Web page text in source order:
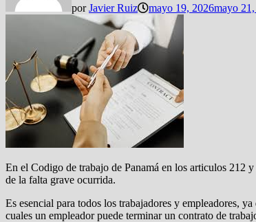
porJavier Ruiz mayo 19, 2026mayo
En el Codigo de trabajo de Panamá en los articulos 212
de la falta grave ocurrida.
Es esencial para todos los trabajadores y empleadores,
cuales un empleador puede terminar un contrato de